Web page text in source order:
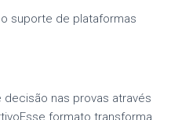
suporte de plataformas
nas provas através
formato transforma